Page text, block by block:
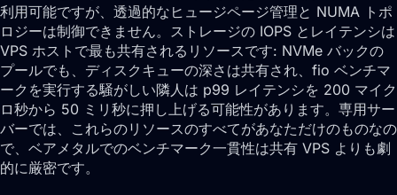
利用可能ですが、透過的なヒュージページ管理と NUMA トポ
ロジーは制御できません。ストレージの IOPS とレイテンシは
VPS ホストで最も共有されるリソースです: NVMe バックの
プールでも、ディスクキューの深さは共有され、fio ベンチマ
ークを実行する騒がしい隣人は p99 レイテンシを 200 マイク
ロ秒から 50 ミリ秒に押し上げる可能性があります。専用サー
バーでは、これらのリソースのすべてがあなただけのものなの
で、ベアメタルでのベンチマーク一貫性は共有 VPS よりも劇
的に厳密です。